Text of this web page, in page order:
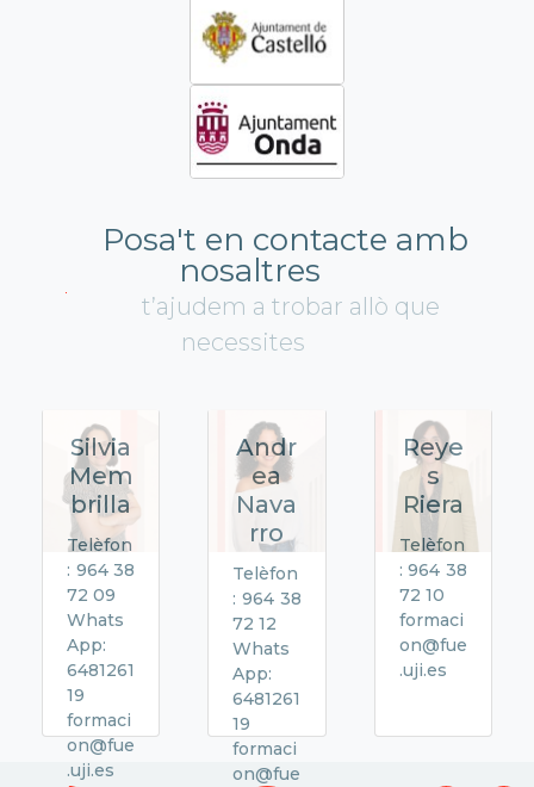
Posa't en contacte amb
nosaltres
t’ajudem a trobar allò que
necessites
Silvia
Mem
brilla
Telèfon
: 964 38
72 09
Whats
App:
6481261
19
formaci
on@fue
.uji.es
Andr
ea
Nava
rro
Telèfon
: 964 38
72 12
Whats
App:
6481261
19
formaci
on@fue
Reye
s
Riera
Telèfon
: 964 38
72 10
formaci
on@fue
.uji.es